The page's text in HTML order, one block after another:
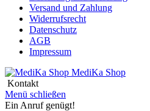
Versand und Zahlung
Widerrufsrecht
Datenschutz
AGB
Impressum
MediKa Shop
Kontakt
Menü schließen
Ein Anruf genügt!